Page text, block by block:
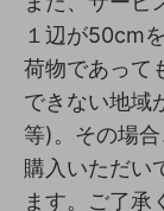
１辺が50cm
荷物であって
できない地域
等)。その場
購入いただい
ます。ご了承